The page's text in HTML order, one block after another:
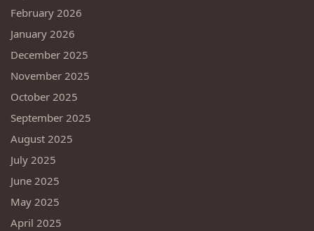
February 2026
January 2026
December 2025
November 2025
October 2025
September 2025
August 2025
July 2025
June 2025
May 2025
April 2025